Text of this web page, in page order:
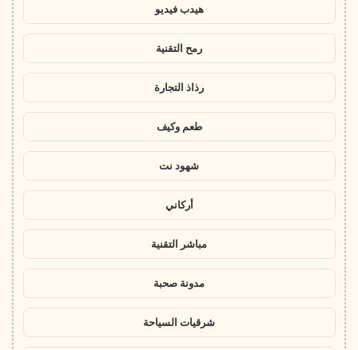
هيدب فيديو
رمح التقنية
رذاذ التجارة
طعم وكيف
شهود نت
أركاني
مباشر التقنية
مدونة صحبة
شرقيات السياحة